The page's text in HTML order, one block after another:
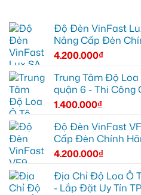
Độ Đèn VinFast
Nâng Cấp Đèn
4.200.000₫
Trung Tâm Độ
quận 6 - Thi Công
1.400.000₫
Độ Đèn VinFast
Cấp Đèn Chính
4.200.000₫
Địa Chỉ Độ Loa Ô
- Lắp Đặt Uy Tín